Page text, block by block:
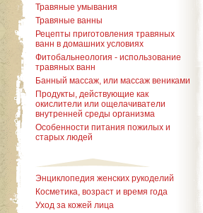
Травяные умывания
Травяные ванны
Рецепты приготовления травяных
ванн в домашних условиях
Фитобальнеология - использование
травяных ванн
Банный массаж, или массаж вениками
Продукты, действующие как
окислители или ощелачиватели
внутренней среды организма
Особенности питания пожилых и
старых людей
Энциклопедия женских рукоделий
Косметика, возраст и время года
Уход за кожей лица